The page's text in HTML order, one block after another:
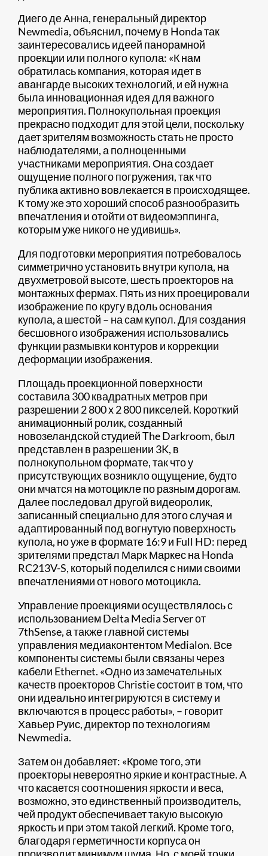
Диего де Анна, генеральный директор
Newmedia, объяснил, почему в Honda так
заинтересовались идеей панорамной
проекции или полного купола: «К нам
обратилась компания, которая идет в
авангарде высоких технологий, и ей нужна
была инновационная идея для важного
мероприятия. Полнокупольная проекция
прекрасно подходит для этой цели, поскольку
дает зрителям возможность стать не просто
наблюдателями, а полноценными
участниками мероприятия. Она создает
ощущение полного погружения, так что
публика активно вовлекается в происходящее.
К тому же это хороший способ разнообразить
впечатления и отойти от видеомэппинга,
которым уже никого не удивишь».
Для подготовки мероприятия потребовалось
симметрично установить внутри купола, на
двухметровой высоте, шесть проекторов на
монтажных фермах. Пять из них проецировали
изображение по кругу вдоль основания
купола, а шестой – на сам купол. Для создания
бесшовного изображения использовались
функции размывки контуров и коррекции
деформации изображения.
Площадь проекционной поверхности
составила 300 квадратных метров при
разрешении 2 800 х 2 800 пикселей. Короткий
анимационный ролик, созданный
новозеландской студией The Darkroom, был
представлен в разрешении 3K, в
полнокупольном формате, так что у
присутствующих возникло ощущение, будто
они мчатся на мотоцикле по разным дорогам.
Далее последовал другой видеоролик,
записанный специально для этого случая и
адаптированный под вогнутую поверхность
купола, но уже в формате 16:9 и Full HD: перед
зрителями предстал Марк Маркес на Honda
RC213V-S, который поделился с ними своими
впечатлениями от нового мотоцикла.
Управление проекциями осуществлялось с
использованием Delta Media Server от
7thSense, а также главной системы
управления медиаконтентом Medialon. Все
компоненты системы были связаны через
кабели Ethernet. «Одно из замечательных
качеств проекторов Christie состоит в том, что
они идеально интегрируются в систему и
включаются в процесс работы», – говорит
Хавьер Руис, директор по технологиям
Newmedia.
Затем он добавляет: «Кроме того, эти
проекторы невероятно яркие и контрастные. А
что касается соотношения яркости и веса,
возможно, это единственный производитель,
чей продукт обеспечивает такую высокую
яркость и при этом такой легкий. Кроме того,
благодаря герметичности корпуса он